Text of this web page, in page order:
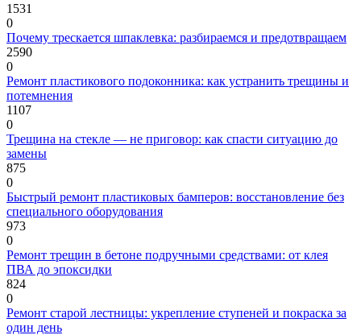
1531
0
Почему трескается шпаклевка: разбираемся и предотвращаем
2590
0
Ремонт пластикового подоконника: как устранить трещины и
потемнения
1107
0
Трещина на стекле — не приговор: как спасти ситуацию до
замены
875
0
Быстрый ремонт пластиковых бамперов: восстановление без
специального оборудования
973
0
Ремонт трещин в бетоне подручными средствами: от клея
ПВА до эпоксидки
824
0
Ремонт старой лестницы: укрепление ступеней и покраска за
один день